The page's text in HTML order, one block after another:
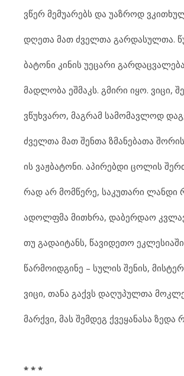
ვწერ მემუარებს და უაზროდ
დღეთა მათ ძველთა გარდასულთა.
ბატონი კინის უეცარი
მადლობა ეშმაკს. გმირი იყო. ვიცი,
ვწუხვარო, მაგრამ სამომავლოდ
ძველთა მათ შენთა ზმანებათა
ის ვაჟბატონი. აპირებდი ცოლის
რად არ მომწერე, საკუთარი ლანდი
ადოლფმა მითხრა, დაბერდაო
თუ გადაიტანს, წავიდეთო
წარმოიდგინე – სულის შენის,
ვიცი, თანა გაქვს დაღუპულთა მოკლე
მარქვი, მას შემდეგ ქვეყანასა ზედა
* * *